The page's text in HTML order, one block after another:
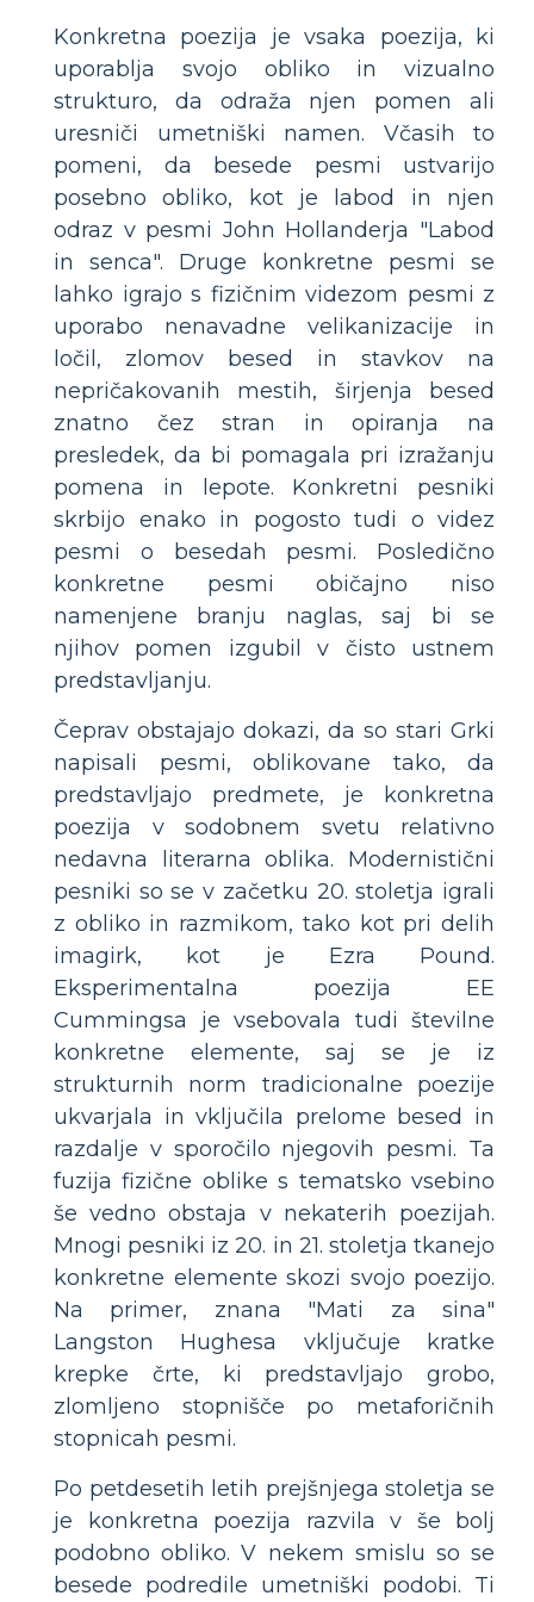
Konkretna poezija je vsaka poezija, ki
uporablja svojo obliko in vizualno
strukturo, da odraža njen pomen ali
uresniči umetniški namen. Včasih to
pomeni, da besede pesmi ustvarijo
posebno obliko, kot je labod in njen
odraz v pesmi John Hollanderja "Labod
in senca". Druge konkretne pesmi se
lahko igrajo s fizičnim videzom pesmi z
uporabo nenavadne velikanizacije in
ločil, zlomov besed in stavkov na
nepričakovanih mestih, širjenja besed
znatno čez stran in opiranja na
presledek, da bi pomagala pri izražanju
pomena in lepote. Konkretni pesniki
skrbijo enako in pogosto tudi o videz
pesmi o besedah ​​pesmi. Posledično
konkretne pesmi običajno niso
namenjene branju naglas, saj bi se
njihov pomen izgubil v čisto ustnem
predstavljanju.
Čeprav obstajajo dokazi, da so stari Grki
napisali pesmi, oblikovane tako, da
predstavljajo predmete, je konkretna
poezija v sodobnem svetu relativno
nedavna literarna oblika. Modernistični
pesniki so se v začetku 20. stoletja igrali
z obliko in razmikom, tako kot pri delih
imagirk, kot je Ezra Pound.
Eksperimentalna poezija EE
Cummingsa je vsebovala tudi številne
konkretne elemente, saj se je iz
strukturnih norm tradicionalne poezije
ukvarjala in vključila prelome besed in
razdalje v sporočilo njegovih pesmi. Ta
fuzija fizične oblike s tematsko vsebino
še vedno obstaja v nekaterih poezijah.
Mnogi pesniki iz 20. in 21. stoletja tkanejo
konkretne elemente skozi svojo poezijo.
Na primer, znana "Mati za sina"
Langston Hughesa vključuje kratke
krepke črte, ki predstavljajo grobo,
zlomljeno stopnišče po metaforičnih
stopnicah pesmi.
Po petdesetih letih prejšnjega stoletja se
je konkretna poezija razvila v še bolj
podobno obliko. V nekem smislu so se
besede podredile umetniški podobi. Ti